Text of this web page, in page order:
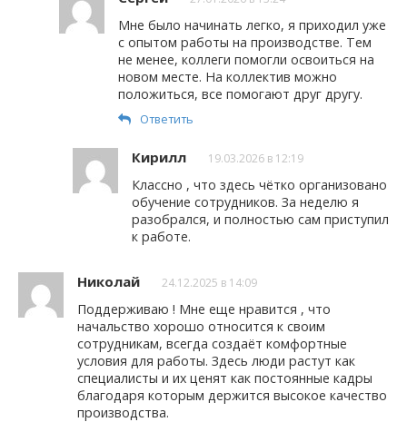
Мне было начинать легко, я приходил уже
с опытом работы на производстве. Тем
не менее, коллеги помогли освоиться на
новом месте. На коллектив можно
положиться, все помогают друг другу.
Ответить
Кирилл 19.03.2026 в 12:19
Классно , что здесь чётко организовано
обучение сотрудников. За неделю я
разобрался, и полностью сам приступил
к работе.
Николай 24.12.2025 в 14:09
Поддерживаю ! Мне еще нравится , что
начальство хорошо относится к своим
сотрудникам, всегда создаёт комфортные
условия для работы. Здесь люди растут как
специалисты и их ценят как постоянные кадры
благодаря которым держится высокое качество
производства.